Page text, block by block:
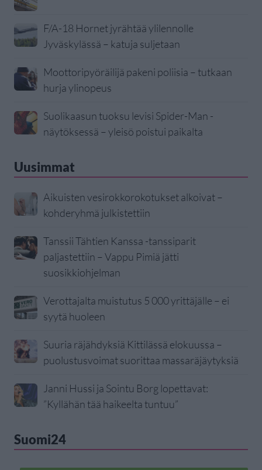
F/A-18 Hornet jyrähtää ylilennolle
Jyväskylässä – katuja suljetaan
Moottoripyöräilijä pakeni poliisia – tutkaan
hurja ylinopeus
Suolikaasun tuoksu levisi Spider-Man -
näytöksessä – yleisö poistui paikalta
Uusimmat
Aikuisten vesirokkorokotukset alkoivat –
kohderyhmä julkistettiin
Tanssii Tähtien Kanssa -tanssiparit
paljastettiin – Vappu Pimiä jätti
suosikkiohjelman
Verottajalta muistutus 5 000 yrittäjälle – ei
syytä huoleen
Suuria räjähdyksiä Kittilässä elokuussa –
puolustusvoimat suorittaa massaräjäytyksiä
Janni Hussi ja Sointu Borg lopettavat:
”Kyllähän tää haikeelta tuntuu”
Suomi24